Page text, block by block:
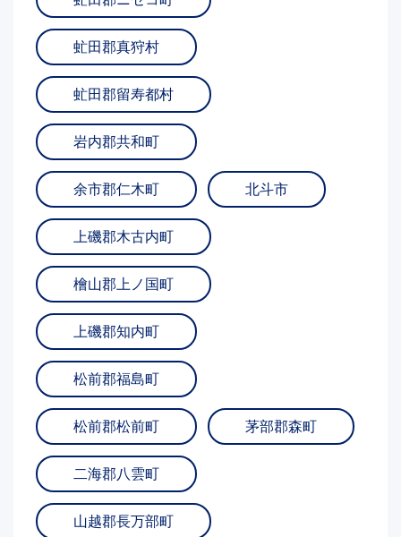
虻田郡真狩村
虻田郡留寿都村
岩内郡共和町
余市郡仁木町 北斗市
上磯郡木古内町
檜山郡上ノ国町
上磯郡知内町
松前郡福島町
松前郡松前町 茅部郡森町
二海郡八雲町
山越郡長万部町